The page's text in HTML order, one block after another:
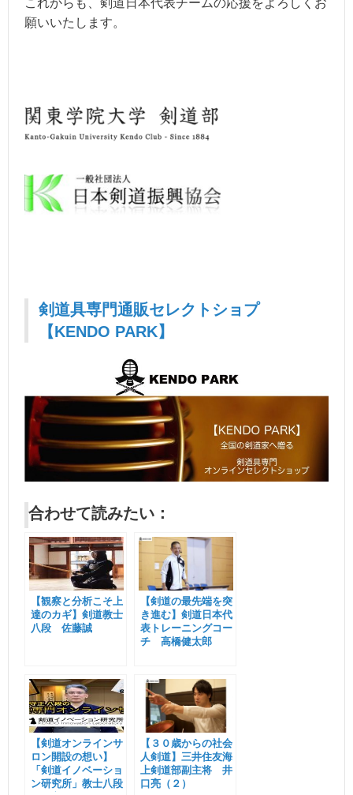
これからも、剣道日本代表チームの応援をよろしくお
願いいたします。
剣道具専門通販セレクトショプ
【KENDO PARK】
合わせて読みたい：
【観察と分析こそ上
達のカギ】剣道教士
八段 佐藤誠
【剣道の最先端を突
き進む】剣道日本代
表トレーニングコー
チ 高橋健太郎
【剣道オンラインサ
ロン開設の想い】
「剣道イノベーショ
ン研究所」教士八段
【３０歳からの社会
人剣道】三井住友海
上剣道部副主将 井
口亮（２）